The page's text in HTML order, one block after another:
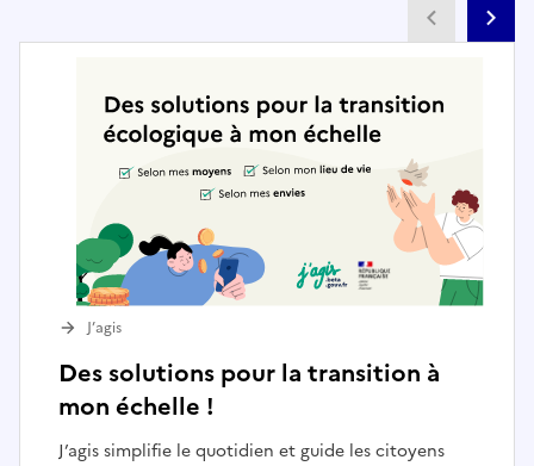
Des solutions pour la transition à
mon échelle !
J’agis simplifie le quotidien et guide les citoyens
J’agis